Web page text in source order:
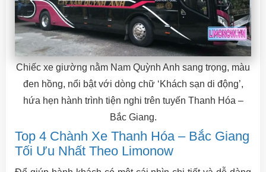
Chiếc xe giường nằm Nam Quỳnh Anh sang trọng, màu
đen hồng, nổi bật với dòng chữ ‘Khách sạn di động’,
hứa hẹn hành trình tiện nghi trên tuyến Thanh Hóa –
Bắc Giang.
Top 4 Chành Xe Thanh Hóa – Bắc Giang
Tối Ưu Nhất Theo Limonow